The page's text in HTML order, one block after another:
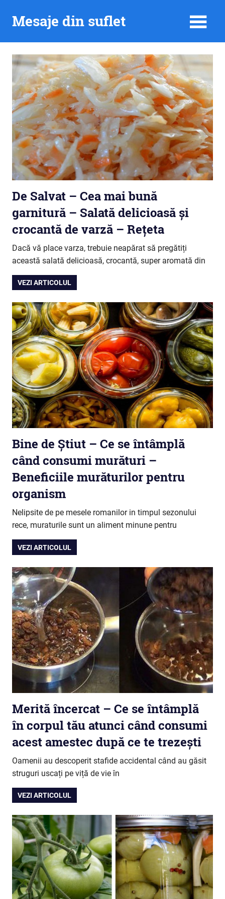
Mesaje din suflet
De Salvat – Cea mai bună
garnitură – Salată delicioasă și
crocantă de varză – Rețeta
Dacă vă place varza, trebuie neapărat să pregătiți
această salată delicioasă, crocantă, super aromată din
VEZI ARTICOLUL
Bine de Știut – Ce se întâmplă
când consumi murături –
Beneficiile murăturilor pentru
organism
Nelipsite de pe mesele romanilor in timpul sezonului
rece, muraturile sunt un aliment minune pentru
VEZI ARTICOLUL
Merită încercat – Ce se întâmplă
în corpul tău atunci când consumi
acest amestec după ce te trezești
Oamenii au descoperit stafide accidental când au găsit
struguri uscați pe viță de vie în
VEZI ARTICOLUL